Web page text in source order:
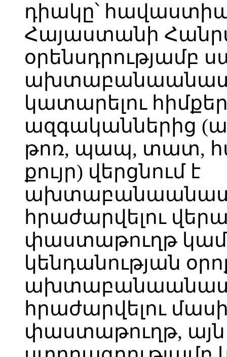
դիակը՝
Հայաստանի
կատարելու
ազգականներից
թոռ, պապ, տատ,
քույր) վերցնում է
հրաժարվելու
փաստաթուղթ կամ
կենդանության
հրաժարվելու
փաստաթուղթ,